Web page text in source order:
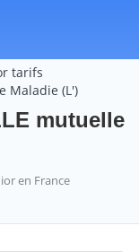
tarifs
Maladie (L')
mutuelle
en France